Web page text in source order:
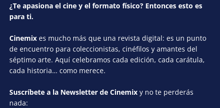
¿Te apasiona el cine y el formato físico? Entonces esto es
para ti.
Cinemix es mucho más que una revista digital: es un punto
de encuentro para coleccionistas, cinéfilos y amantes del
séptimo arte. Aquí celebramos cada edición, cada carátula,
cada historia… como merece.
Suscríbete a la Newsletter de Cinemix y no te perderás
nada: